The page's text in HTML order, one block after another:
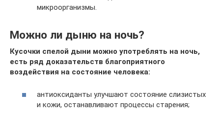
микроорганизмы.
Можно ли дыню на ночь?
Кусочки спелой дыни можно употреблять на ночь,
есть ряд доказательств благоприятного
воздействия на состояние человека:
антиоксиданты улучшают состояние слизистых
и кожи, останавливают процессы старения;